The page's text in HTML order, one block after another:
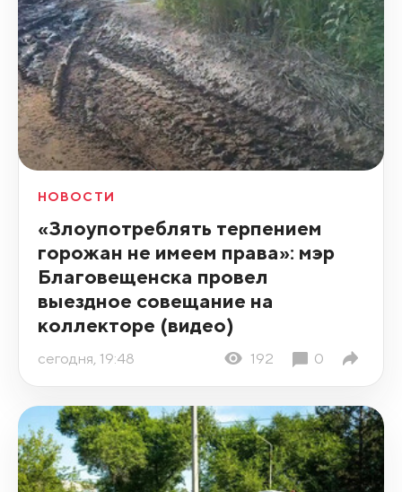
НОВОСТИ
«Злоупотреблять терпением
горожан не имеем права»: мэр
Благовещенска провел
выездное совещание на
коллекторе (видео)
сегодня, 19:48 192 0